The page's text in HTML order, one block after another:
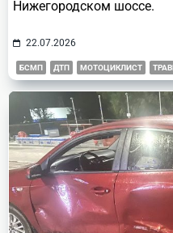
Нижегородском шоссе.
22.07.2026
БСМП ДТП МОТОЦИКЛИСТ